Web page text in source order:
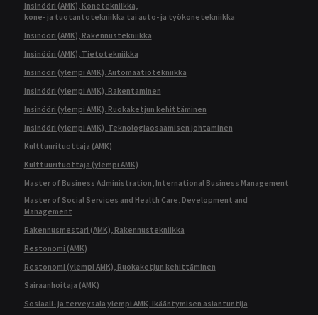
Insinööri (AMK), Konetekniikka,
kone- ja tuotantotekniikka tai auto- ja työkonetekniikka
Insinööri (AMK), Rakennustekniikka
Insinööri (AMK), Tietotekniikka
Insinööri (ylempi AMK), Automaatiotekniikka
Insinööri (ylempi AMK), Rakentaminen
Insinööri (ylempi AMK), Ruokaketjun kehittäminen
Insinööri (ylempi AMK), Teknologiaosaamisen johtaminen
Kulttuurituottaja (AMK)
Kulttuurituottaja (ylempi AMK)
Master of Business Administration, International Business Management
Master of Social Services and Health Care, Development and
Management
Rakennusmestari (AMK), Rakennustekniikka
Restonomi (AMK)
Restonomi (ylempi AMK), Ruokaketjun kehittäminen
Sairaanhoitaja (AMK)
Sosiaali- ja terveysala ylempi AMK, Ikääntymisen asiantuntija